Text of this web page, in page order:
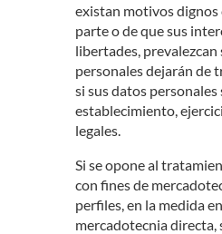
existan motivos
parte o de que sus
libertades,
personales dejarán de
si sus datos
establecimiento,
legales.
Si se opone al
con fines de
perfiles, en la medida
mercadotecnia directa,